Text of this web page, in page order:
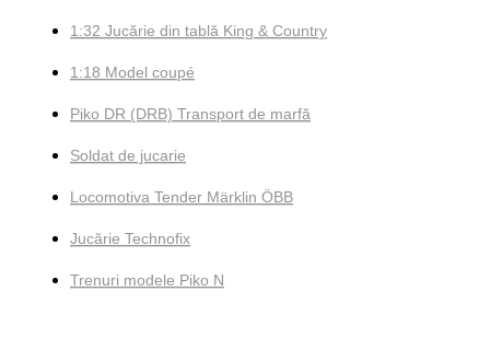
1:32 Jucărie din tablă King & Country
1:18 Model coupé
Piko DR (DRB) Transport de marfă
Soldat de jucarie
Locomotiva Tender Märklin ÖBB
Jucărie Technofix
Trenuri modele Piko N